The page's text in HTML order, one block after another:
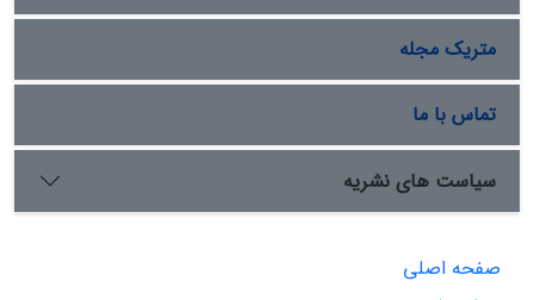
متریک مجله
تماس با ما
سیاست های نشریه
صفحه اصلی